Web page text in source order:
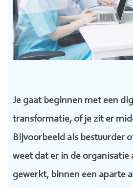
Je gaat beginnen met een
transformatie, of je zit er
Bijvoorbeeld als bestuurder
weet dat er in de
gewerkt, binnen een aparte